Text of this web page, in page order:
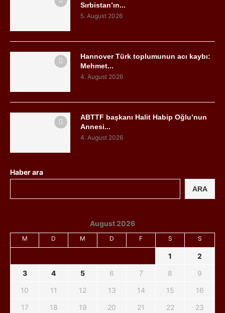
Sırbistan’ın...
5. August 2026
Hannover Türk toplumunun acı kaybı:
Mehmet...
4. August 2026
ABTTF başkanı Halit Habip Oğlu’nun
Annesi...
4. August 2026
Haber ara
ARA
August 2026
M D M D F S S
1
2
3
4 5 6 7 8
9
10
11 12 13 14 15
16
17
18 19 20 21 22 23